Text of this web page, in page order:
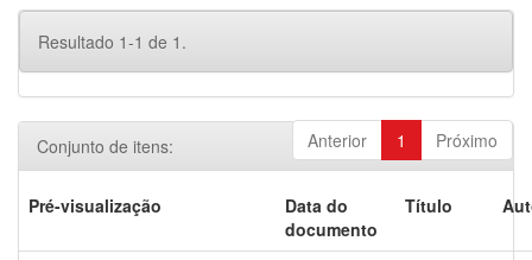
Resultado 1-1 de 1.
Anterior 1 Próximo
Conjunto de itens:
Pré-visualização
Data do
documento
Título